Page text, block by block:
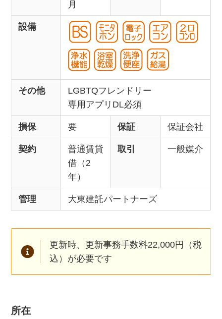
月
設備
その他
LGBTQフレンドリー
専用アプリDL必須
損保 要 保証 保証会社
契約
普通賃貸
借（2
年）
取引 一般媒介
管理 大東建託パートナーズ
更新時、更新事務手数料22,000円（税
込）が必要です
所在